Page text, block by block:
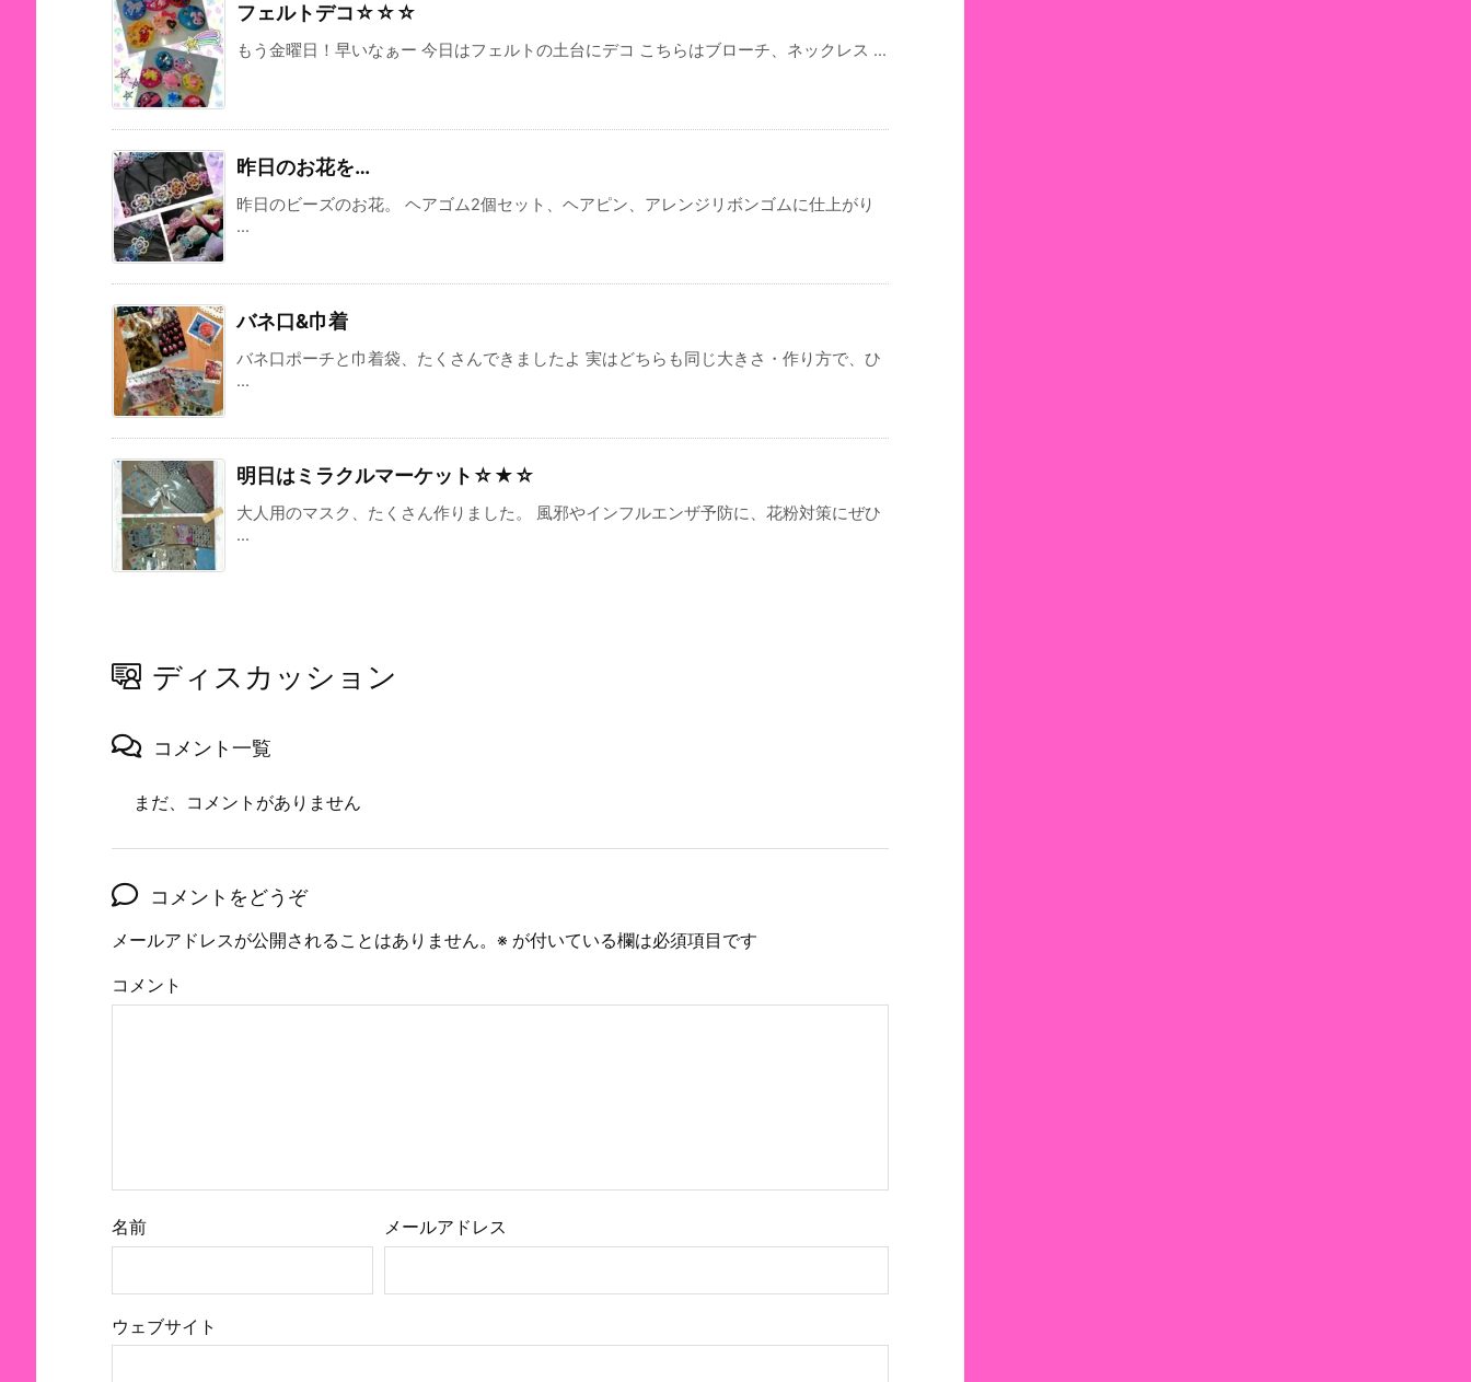
フェルトデコ☆☆☆
もう金曜日！早いなぁー 今日はフェルトの土台にデコ こちらはブローチ、ネックレス ...
昨日のお花を…
昨日のビーズのお花。 ヘアゴム2個セット、ヘアピン、アレンジリボンゴムに仕上がり
...
バネ口&巾着
バネ口ポーチと巾着袋、たくさんできましたよ 実はどちらも同じ大きさ・作り方で、ひ
...
明日はミラクルマーケット☆★☆
大人用のマスク、たくさん作りました。 風邪やインフルエンザ予防に、花粉対策にぜひ
...
ディスカッション
コメント一覧
まだ、コメントがありません
コメントをどうぞ
メールアドレスが公開されることはありません。 ※ が付いている欄は必須項目です
コメント
名前 メールアドレス
ウェブサイト